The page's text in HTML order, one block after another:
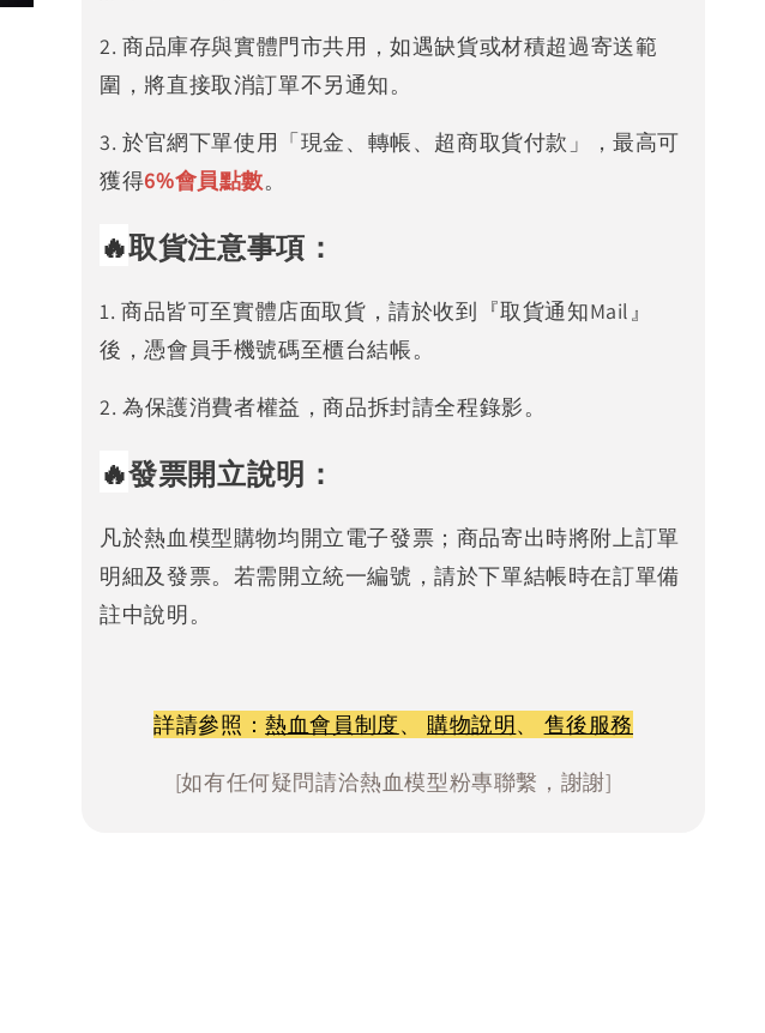
2. 商品庫存與實體門市共用，如遇缺貨或材積超過寄送範
圍，將直接取消訂單不另通知。
3. 於官網下單使用「現金、轉帳、超商取貨付款」，最高可
獲得6%會員點數。
🔥取貨注意事項：
1. 商品皆可至實體店面取貨，請於收到『取貨通知Mail』
後，憑會員手機號碼至櫃台結帳。
2. 為保護消費者權益，商品拆封請全程錄影。
🔥發票開立說明：
凡於熱血模型購物均開立電子發票；商品寄出時將附上訂單
明細及發票。若需開立統一編號，請於下單結帳時在訂單備
註中說明。
詳請參照：熱血會員制度、 購物說明、 售後服務
[如有任何疑問請洽熱血模型粉專聯繫，謝謝]